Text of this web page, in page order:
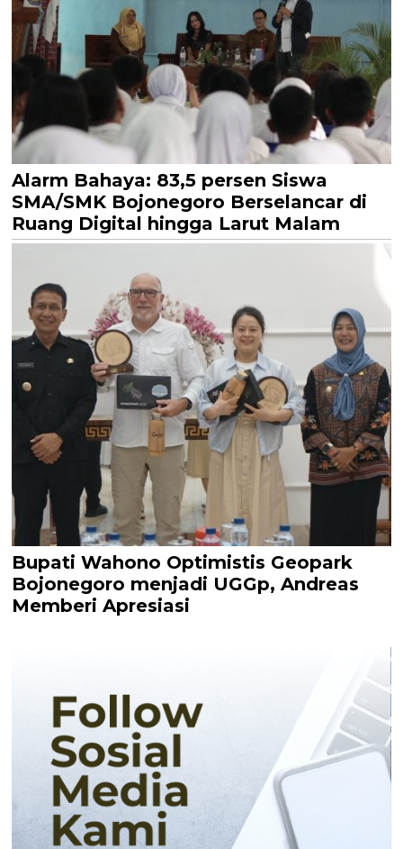
Alarm Bahaya: 83,5 persen Siswa
SMA/SMK Bojonegoro Berselancar di
Ruang Digital hingga Larut Malam
Bupati Wahono Optimistis Geopark
Bojonegoro menjadi UGGp, Andreas
Memberi Apresiasi